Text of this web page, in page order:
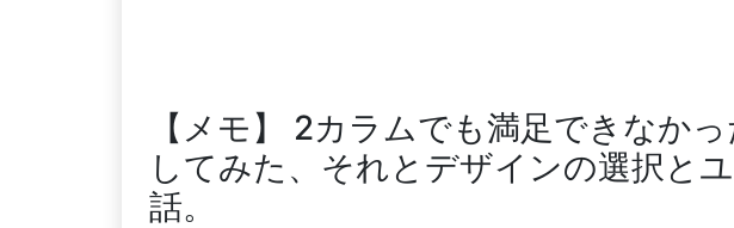
【メモ】 2カラムでも満足できなか
してみた、それとデザインの選択と
話。